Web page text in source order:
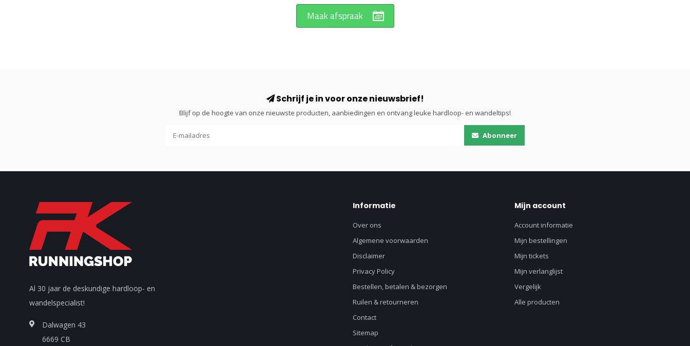
Maak afspraak
Schrijf je in voor onze nieuwsbrief!
Blijf op de hoogte van onze nieuwste producten, aanbiedingen en ontvang leuke hardloop- en wandeltips!
Abonneer
Al 30 jaar de deskundige hardloop- en
wandelspecialist!
Dalwagen 43
6669 CB
Informatie
Over ons
Algemene voorwaarden
Disclaimer
Privacy Policy
Bestellen, betalen & bezorgen
Ruilen & retourneren
Contact
Sitemap
Mijn account
Account informatie
Mijn bestellingen
Mijn tickets
Mijn verlanglijst
Vergelijk
Alle producten